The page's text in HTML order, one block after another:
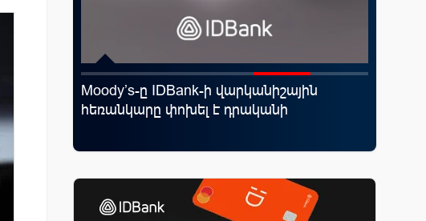
Moody’s-ը IDBank-ի վարկանիշային
հեռանկարը փոխել է դրականի